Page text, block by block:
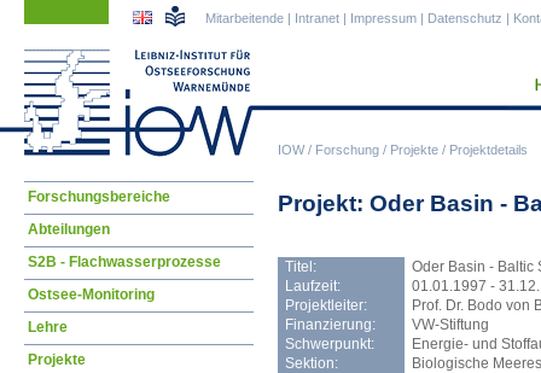
IOW/ Forschung / Projekte / Projektdetails
Mitarbeitende | Intranet | Impressum | Datenschutz |
Projekt: Oder Basin -
Titel:
Oder Basin - Baltic
Laufzeit:
01.01.1997 -
Projektleiter:
Prof. Dr. Bodo von
Finanzierung:
VW-Stiftung
Schwerpunkt:
Energie- und
Sektion:
Biologische
Navigation
überspringen
Forschungsbereiche
Abteilungen
S2B - Flachwasserprozesse
Ostsee-Monitoring
Lehre
Projekte